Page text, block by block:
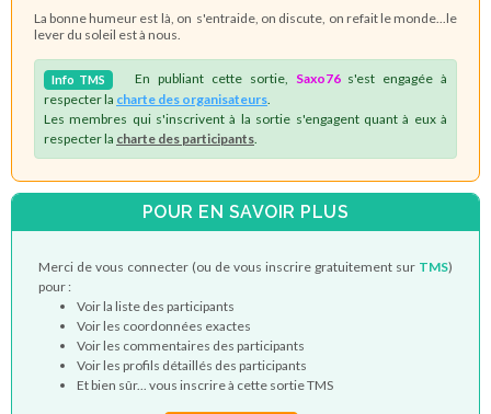
La bonne humeur est là, on s'entraide, on discute, on refait le monde...le
lever du soleil est à nous.
Info TMS En publiant cette sortie, Saxo76s'est engagée à
respecter la charte des organisateurs
Les membres qui s'inscrivent à la sortie s'engagent quant à eux à
respecter la charte des participants
POUR EN SAVOIR PLUS
Merci de vous connecter (ou de vous inscrire gratuitement sur TMS)
pour :
Voir la liste des participants
Voir les coordonnées exactes
Voir les commentaires des participants
Voir les profils détaillés des participants
Et bien sûr... vous inscrire à cette sortie TMS